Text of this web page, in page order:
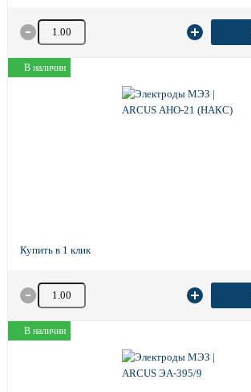
Количество товара
В наличии
Количество товара
В наличии